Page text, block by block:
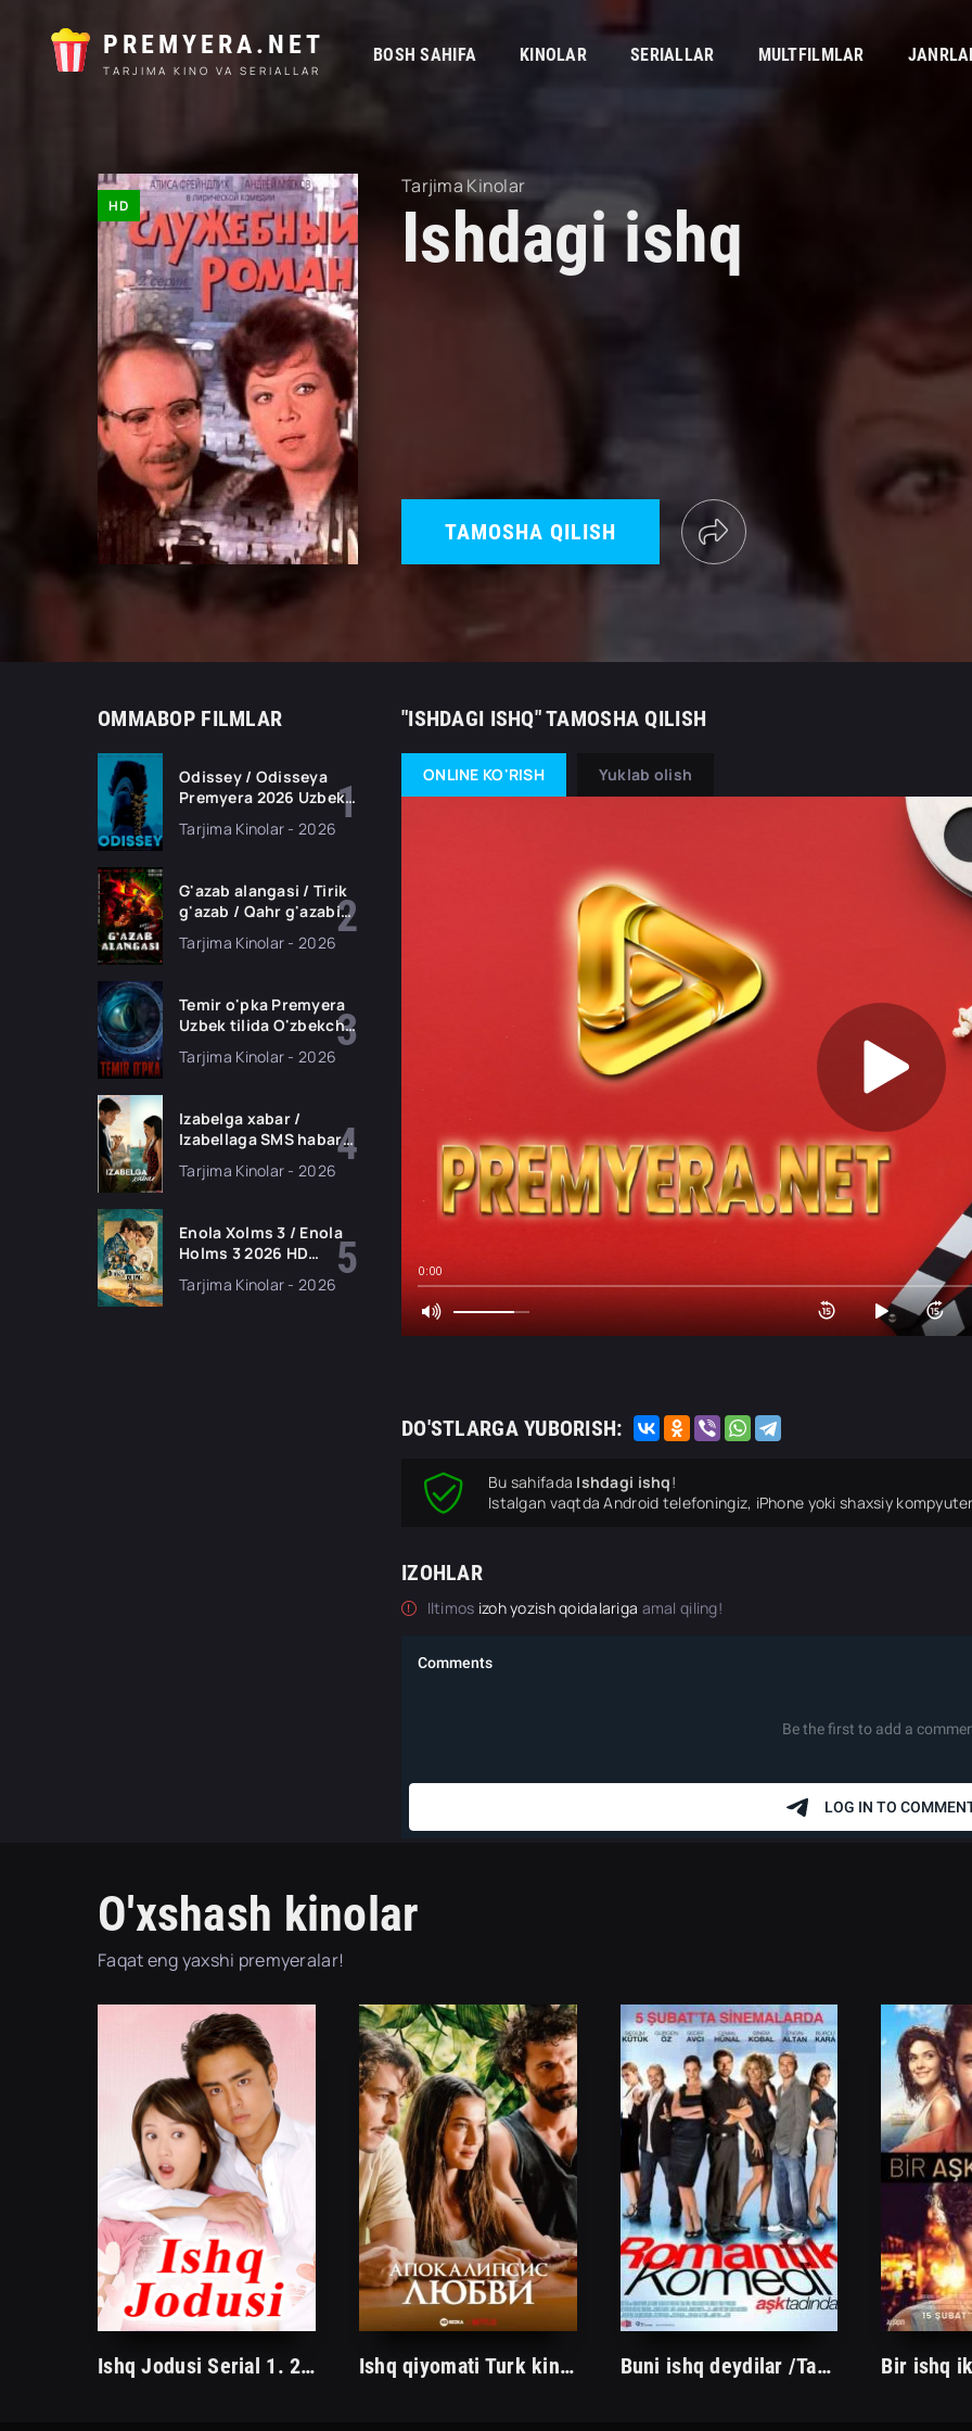
PREMYERA.NET
TARJIMA KINO VA SERIALLAR
BOSH SAHIFA KINOLAR SERIALLAR MULTFILMLAR
HD
Tarjima Kinolar
Ishdagi ishq
TAMOSHA QILISH
OMMABOP FILMLAR
Odissey / Odisseya
Premyera 2026 Uzbek
tarjima kino Full HD
Tarjima Kinolar - 2026
G'azab alangasi / Tirik
g'azab / Qahr g'azabi
filmi Uzbek tilida 2026
Tarjima Kinolar - 2026
Temir o'pka Premyera
Uzbek tilida O'zbekcha
2026 tarjima kino Full
HD tas-ix skachat
Tarjima Kinolar - 2026
Izabelga xabar /
Izabellaga SMS habar
Premyera 2026 Uzbek
tilida O'zbekcha
Tarjima Kinolar - 2026
Enola Xolms 3 / Enola
Holms 3 2026 HD
kino tas-ix skachat
Tarjima Kinolar - 2026
"ISHDAGI ISHQ" TAMOSHA QILISH
ONLINE KO'RISH Yuklab olish
0:00
DO'STLARGA YUBORISH:
Bu sahifada Ishdagi ishq!
Istalgan vaqtda Android telefoningiz, iPhone yoki shaxsiy
IZOHLAR
Iltimos izoh yozish qoidalariga amal qiling!
O'xshash kinolar
Faqat eng yaxshi premyeralar!
Ishq Jodusi Serial 1. 2. 3. 13. 14. 15. 18. 20. 22. 28 Qismlar Uzbek tilida Shahzoda qurbaqaga aylanadi Ishq qiyomati Turk kino 2022 Uzbek tilida tarjima HD skachat Buni ishq deydilar /Tarjima kinolar Uzbek tilida Таржима кинолар Ўзбек тилида/